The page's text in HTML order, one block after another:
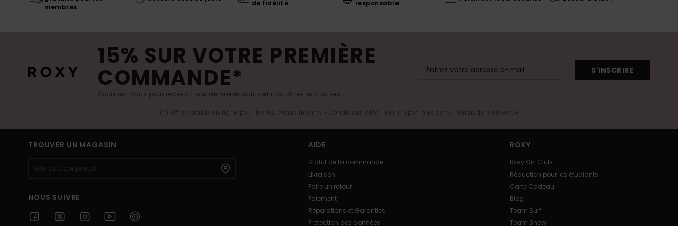
membres
de fidélité
responsable
15% SUR VOTRE PREMIÈRE
COMMANDE*
Abonnez-vous pour recevoir nos dernières actus et nos offres exclusives.
S'INSCRIRE
(*) Offre valable en ligne pour les nouveaux inscrits - Conditions détaillées disponibles dans l'email de bienvenue
TROUVER UN MAGASIN
NOUS SUIVRE
AIDE
Statut de la commande
Livraison
Faire un retour
Paiement
Réparations et Garanties
Protection des données
ROXY
Roxy Girl Club
Réduction pour les étudiants
Carte Cadeau
Blog
Team Surf
Team Snow